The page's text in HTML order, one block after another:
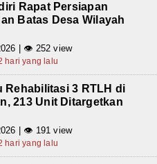
Rapat Persiapan
Batas Desa Wilayah
| 👁 252 view
hari yang lalu
Rehabilitasi 3 RTLH di
213 Unit Ditargetkan
| 👁 191 view
hari yang lalu